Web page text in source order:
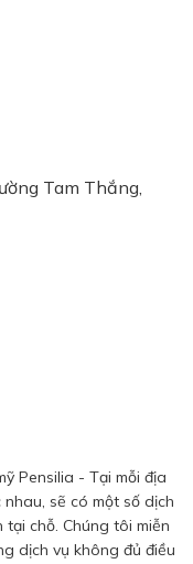
Tam Thắng,
Pensilia - Tại mỗi địa
sẽ có một số dịch
chỗ. Chúng tôi miễn
dịch vụ không đủ điều